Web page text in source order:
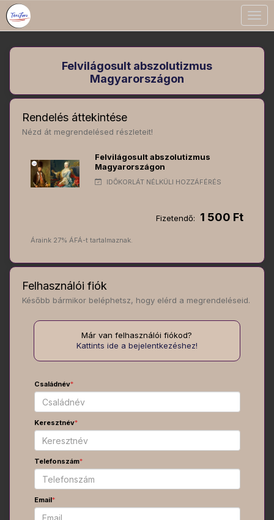
Felvilágosult abszolutizmus
Magyarországon
Rendelés áttekintése
Nézd át megrendelésed részleteit!
Felvilágosult abszolutizmus
Magyarországon
IDŐKORLÁT NÉLKÜLI HOZZÁFÉRÉS
Fizetendő: 1 500 Ft
Áraink 27% ÁFÁ-t tartalmaznak.
Felhasználói fiók
Később bármikor beléphetsz, hogy elérd a megrendeléseid.
Már van felhasználói fiókod?
Kattints ide a bejelentkezéshez!
Családnév*
Keresztnév*
Telefonszám*
Email*